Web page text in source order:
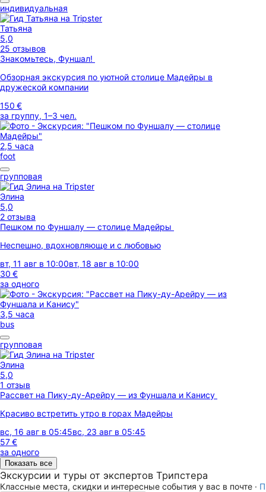
индивидуальная
Татьяна
5,0
25 отзывов
Знакомьтесь, Фуншал!
Обзорная экскурсия по уютной столице Мадейры в
дружеской компании
150 €
за группу, 1–3 чел.
2,5 часа
foot
групповая
Элина
5,0
2 отзыва
Пешком по Фуншалу — столице Мадейры
Неспешно, вдохновляюще и с любовью
вт, 11 авг в 10:00вт, 18 авг в 10:00
30 €
за одного
3,5 часа
bus
групповая
Элина
5,0
1 отзыв
Рассвет на Пику-ду-Арейру — из Фуншала и Канису
Красиво встретить утро в горах Мадейры
вс, 16 авг в 05:45вс, 23 авг в 05:45
57 €
за одного
Показать все
Экскурсии и туры от экспертов Трипстера
Классные места, скидки и интересные события у вас в почте ·